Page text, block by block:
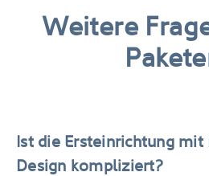
Weitere
Ist die Ersteinrichtung mit
Design kompliziert?